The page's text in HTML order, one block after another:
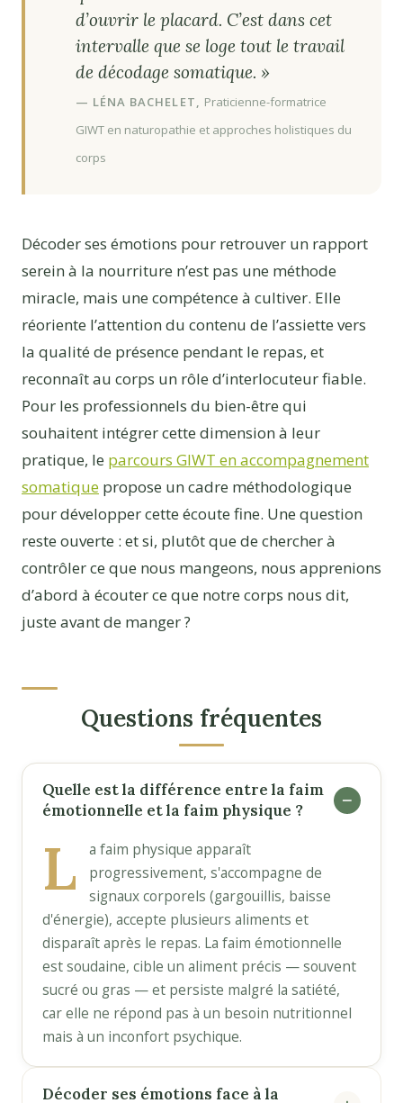
d’ouvrir le placard. C’est dans cet
intervalle que se loge tout le travail
de décodage somatique. »
— LÉNA BACHELET, Praticienne-formatrice
GIWT en naturopathie et approches holistiques du
corps
Décoder ses émotions pour retrouver un rapport
serein à la nourriture n’est pas une méthode
miracle, mais une compétence à cultiver. Elle
réoriente l’attention du contenu de l’assiette vers
la qualité de présence pendant le repas, et
reconnaît au corps un rôle d’interlocuteur fiable.
Pour les professionnels du bien-être qui
souhaitent intégrer cette dimension à leur
pratique, le parcours GIWT en accompagnement
somatique propose un cadre méthodologique
pour développer cette écoute fine. Une question
reste ouverte : et si, plutôt que de chercher à
contrôler ce que nous mangeons, nous apprenions
d’abord à écouter ce que notre corps nous dit,
juste avant de manger ?
Questions fréquentes
Quelle est la différence entre la faim
émotionnelle et la faim physique ?
L
a faim physique apparaît
progressivement, s'accompagne de
signaux corporels (gargouillis, baisse
d'énergie), accepte plusieurs aliments et
disparaît après le repas. La faim émotionnelle
est soudaine, cible un aliment précis — souvent
sucré ou gras — et persiste malgré la satiété,
car elle ne répond pas à un besoin nutritionnel
mais à un inconfort psychique.
Décoder ses émotions face à la